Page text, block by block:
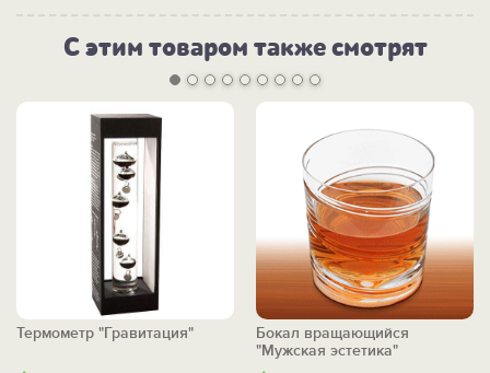
С этим товаром также смотрят
Термометр "Гравитация"
Бокал вращающийся
"Мужская эстетика"